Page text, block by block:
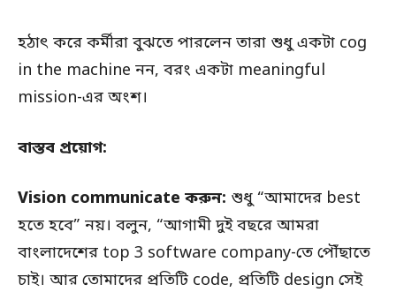
হঠাৎ করে কর্মীরা বুঝতে পারলেন তারা শুধু একটা cog
in the machine নন, বরং একটা meaningful
mission-এর অংশ।
বাস্তব প্রয়োগ:
Vision communicate করুন: শুধু “আমাদের best
হতে হবে” নয়। বলুন, “আগামী দুই বছরে আমরা
বাংলাদেশের top 3 software company-তে পৌঁছাতে
চাই। আর তোমাদের প্রতিটি code, প্রতিটি design সেই